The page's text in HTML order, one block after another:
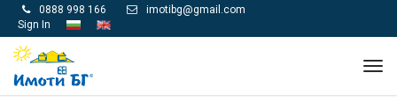
 0888 998 166 
imotibg@gmail.com
Sign In